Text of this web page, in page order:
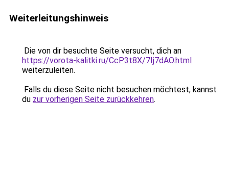
Weiterleitungshinweis
Die von dir besuchte Seite versucht, dich an
https://vorota-kalitki.ru/CcP3t8X/7Ij7dAO.html
weiterzuleiten.
Falls du diese Seite nicht besuchen möchtest, kannst
du zur vorherigen Seite zurückkehren.